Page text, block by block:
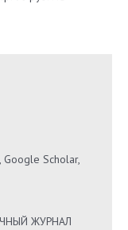
Scholar,
ЖУРНАЛ